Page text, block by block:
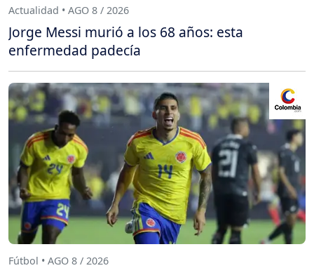
Actualidad • AGO 8 / 2026
Jorge Messi murió a los 68 años: esta
enfermedad padecía
Fútbol • AGO 8 / 2026